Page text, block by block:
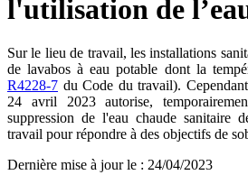
l'utilisation de
Sur le lieu de travail, les installations
de lavabos à eau potable dont la
R4228-7 du Code du travail).
24 avril 2023 autorise,
suppression de l'eau chaude sanitaire
travail pour répondre à des objectifs de
Dernière mise à jour le : 24/04/2023